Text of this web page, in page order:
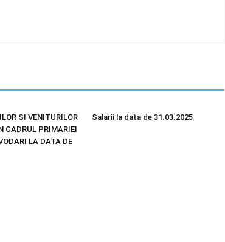
SI VENITURILOR
CADRUL PRIMARIEI
LA DATA DE
Salarii la data de 31.03.2025